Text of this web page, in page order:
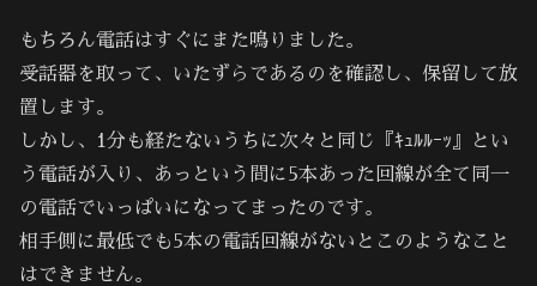
もちろん電話はすぐにまた鳴りました。
受話器を取って、いたずらであるのを確認し、保留して放
置します。
しかし、1分も経たないうちに次々と同じ『ｷｭﾙﾙｰｯ』とい
う電話が入り、あっという間に5本あった回線が全て同一
の電話でいっぱいになってまったのです。
相手側に最低でも5本の電話回線がないとこのようなこと
はできません。